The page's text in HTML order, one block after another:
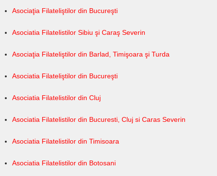
Asociaţia Filateliştilor din Bucureşti
Asociatia Filatelistilor Sibiu şi Caraş Severin
Asociaţia Filateliştilor din Barlad, Timişoara şi Turda
Asociatia Filateliştilor din Bucureşti
Asociatia Filatelistilor din Cluj
Asociatia Filatelistilor din Bucuresti, Cluj si Caras Severin
Asociatia Filatelistilor din Timisoara
Asociatia Filatelistilor din Botosani